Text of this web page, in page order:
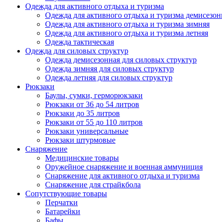
Одежда для активного отдыха и туризма
Одежда для активного отдыха и туризма
Одежда для активного отдыха и туризма зимняя
Одежда для активного отдыха и туризма летняя
Одежда тактическая
Одежда для силовых структур
Одежда демисезонная для силовых структур
Одежда зимняя для силовых структур
Одежда летняя для силовых структур
Рюкзаки
Баулы, сумки, герморюкзаки
Рюкзаки от 36 до 54 литров
Рюкзаки до 35 литров
Рюкзаки от 55 до 110 литров
Рюкзаки универсальные
Рюкзаки штурмовые
Снаряжение
Медицинские товары
Оружейное снаряжение и военная аммуниция
Снаряжение для активного отдыха и туризма
Снаряжение для страйкбола
Сопутствующие товары
Перчатки
Батарейки
Бафы